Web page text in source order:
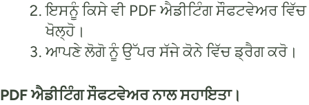
ਇਸਨੂੰ ਕਿਸੇ ਵੀ PDF ਐਡੀਟਿੰਗ ਸੌਫਟਵੇਅਰ ਵਿੱਚ
ਖੋਲ੍ਹੋ।
ਆਪਣੇ ਲੋਗੋ ਨੂੰ ਉੱਪਰ ਸੱਜੇ ਕੋਨੇ ਵਿੱਚ ਡ੍ਰੈਗ ਕਰੋ।
PDF ਐਡੀਟਿੰਗ ਸੌਫਟਵੇਅਰ ਨਾਲ ਸਹਾਇਤਾ।